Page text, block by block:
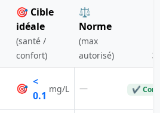
🎯 Cible
idéale
(santé /
confort)
⚖️
Norme
(max
autorisé)
🎯
<
0.1
mg/L — ✔